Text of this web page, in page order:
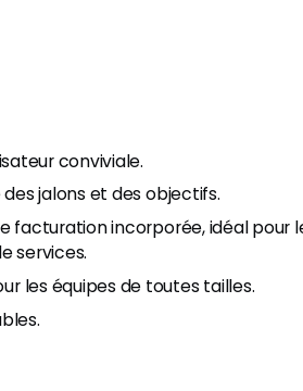
conviviale.
jalons et des objectifs.
facturation incorporée, idéal pour
services.
les équipes de toutes tailles.